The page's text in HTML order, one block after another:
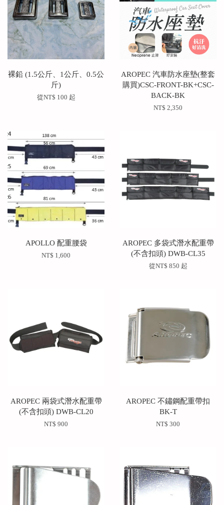
裸鉛 (1.5公斤、1公斤、0.5公
斤)
從NT$ 100 起
AROPEC 汽車防水座墊(整套
購買)CSC-FRONT-BK+CSC-
BACK-BK
NT$ 2,350
APOLLO 配重腰袋
NT$ 1,600
AROPEC 多袋式潛水配重帶
(不含扣頭) DWB-CL35
從NT$ 850 起
AROPEC 兩袋式潛水配重帶
(不含扣頭) DWB-CL20
NT$ 900
AROPEC 不鏽鋼配重帶扣
BK-T
NT$ 300